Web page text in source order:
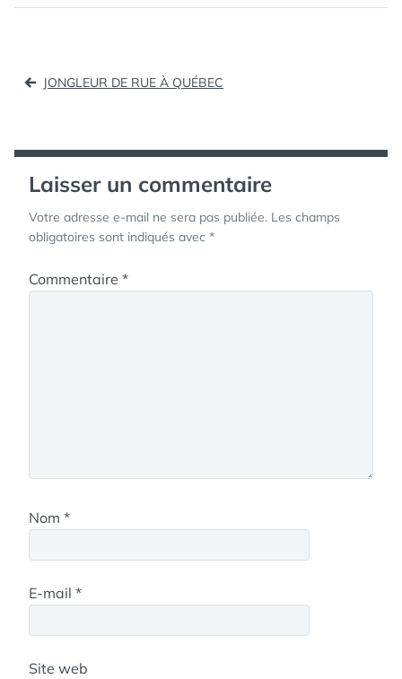
Navigation
JONGLEUR DE RUE À QUÉBEC
Laisser un commentaire
Votre adresse e-mail ne sera pas publiée. Les champs
obligatoires sont indiqués avec *
Commentaire *
Nom *
E-mail *
Site web